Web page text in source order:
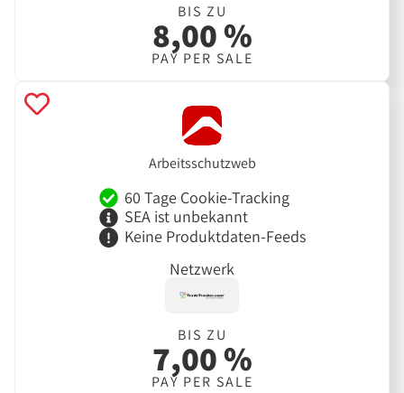
BIS ZU
8,00 %
PAY PER SALE
Arbeitsschutzweb
60 Tage Cookie-Tracking
SEA ist unbekannt
Keine Produktdaten-Feeds
Netzwerk
BIS ZU
7,00 %
PAY PER SALE